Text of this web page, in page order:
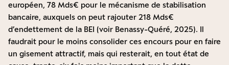
européen, 78 Mds€ pour le mécanisme de stabilisation
bancaire, auxquels on peut rajouter 218 Mds€
d’endettement de la BEI (voir Benassy-Quéré, 2025). Il
faudrait pour le moins consolider ces encours pour en faire
un gisement attractif, mais qui resterait, en tout état de